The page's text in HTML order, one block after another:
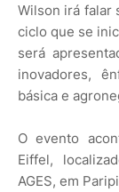
Wilson irá falar
ciclo que se
será
inovadores,
básica e
O evento
Eiffel,
AGES, em